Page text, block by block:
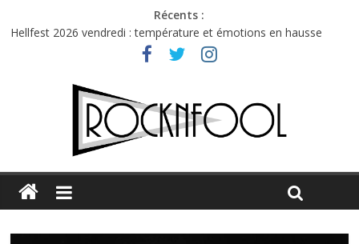
Récents :
Hellfest 2026 vendredi : température et émotions en hausse
Hellfest 2026 jeudi : impossible de choisir entre chaleur et bonne
Première édition du Midgard Festival : entre bière, métal et
Charlie Puth à l’Olympia : la leçon de pop du Professeur Puth
Jon Spencer & the HITmakers : coup de chaud au café Atlantik